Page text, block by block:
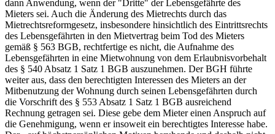
dann Anwendung, wenn der "Dritte" der Lebensgefährte des
Mieters sei. Auch die Änderung des Mietrechts durch das
Mietrechtsreformgesetz, insbesondere hinsichtlich des Eintrittsrechts
des Lebensgefährten in den Mietvertrag beim Tod des Mieters
gemäß § 563 BGB, rechtfertige es nicht, die Aufnahme des
Lebensgefährten in eine Mietwohnung von dem Erlaubnisvorbehalt
des § 540 Absatz 1 Satz 1 BGB auszunehmen. Der BGH führte
weiter aus, dass den berechtigten Interessen des Mieters an der
Mitbenutzung der Wohnung durch seinen Lebensgefährten durch
die Vorschrift des § 553 Absatz 1 Satz 1 BGB ausreichend
Rechnung getragen sei. Diese gebe dem Mieter einen Anspruch auf
die Genehmigung, wenn er insoweit ein berechtigtes Interesse habe.